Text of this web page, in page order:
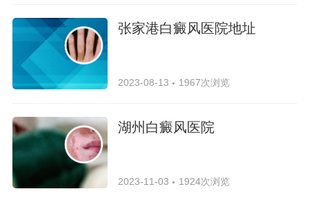
张家港白癜风医院地址
2023-08-13 1967次浏览
湖州白癜风医院
2023-11-03 1924次浏览